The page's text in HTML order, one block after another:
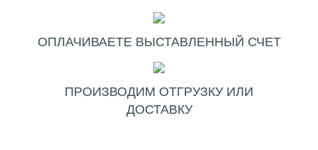
ОПЛАЧИВАЕТЕ ВЫСТАВЛЕННЫЙ СЧЕТ
ПРОИЗВОДИМ ОТГРУЗКУ ИЛИ
ДОСТАВКУ